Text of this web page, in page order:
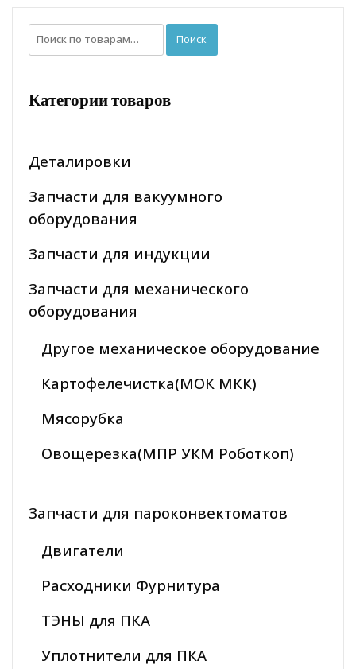
Искать: Поиск
Категории товаров
Деталировки
Запчасти для вакуумного
оборудования
Запчасти для индукции
Запчасти для механического
оборудования
Другое механическое оборудование
Картофелечистка(МОК МКК)
Мясорубка
Овощерезка(МПР УКМ Роботкоп)
Запчасти для пароконвектоматов
Двигатели
Расходники Фурнитура
ТЭНЫ для ПКА
Уплотнители для ПКА